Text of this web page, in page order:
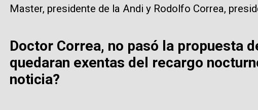
Master, presidente de la Andi y Rodolfo Correa,
Doctor Correa, no pasó la propuesta
quedaran exentas del recargo
noticia?